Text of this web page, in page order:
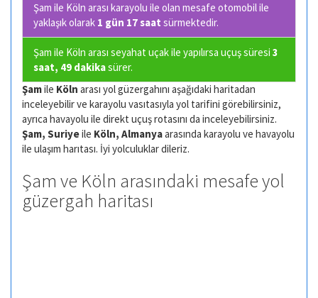
Şam ile Köln arası karayolu ile olan mesafe otomobil ile
yaklaşık olarak 1 gün 17 saat sürmektedir.
Şam ile Köln arası seyahat uçak ile yapılırsa uçuş süresi 3
saat, 49 dakikasürer.
Şamile Köln arası yol güzergahını aşağıdaki haritadan
inceleyebilir ve karayolu vasıtasıyla yol tarifini görebilirsiniz,
ayrıca havayolu ile direkt uçuş rotasını da inceleyebilirsiniz.
Şam, Suriyeile Köln, Almanyaarasında karayolu ve havayolu
ile ulaşım harıtası. İyi yolculuklar dileriz.
Şam ve Köln arasındaki mesafe yol
güzergah haritası